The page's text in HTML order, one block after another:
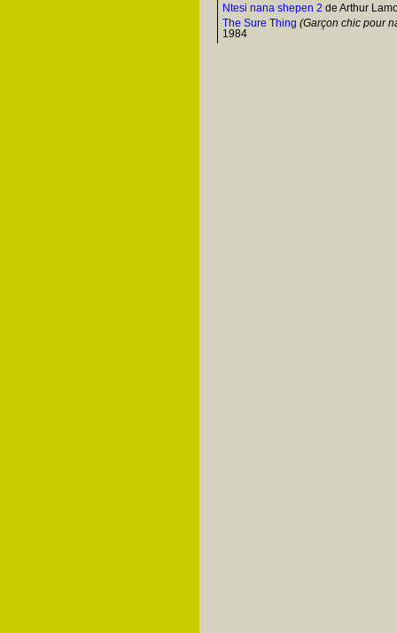
Ntesi nana shepen 2 de Arthur
The Sure Thing (Garçon chic pour
1984